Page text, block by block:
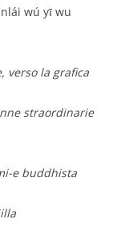
wú yī wu
verso la grafica
straordinarie
e buddhista